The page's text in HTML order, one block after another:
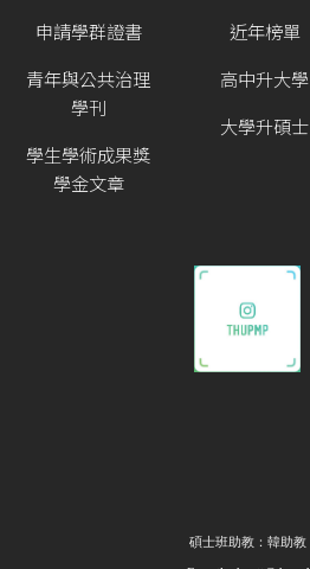
申請學群證書
青年與公共治理
學刊
學生學術成果獎
學金文章
近年榜單
高中升大學
大學升碩士
碩士班助教：韓助教